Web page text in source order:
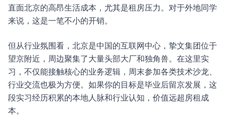
直面北京的高昂生活成本，尤其是租房压力。对于外地同学
来说，这是一笔不小的开销。
但从行业氛围看，北京是中国的互联网中心，挚文集团位于
望京附近，周边聚集了大量头部大厂和独角兽。在这里实
习，不仅能接触核心的业务逻辑，周末参加各类技术沙龙、
行业交流也极为方便。如果你的目标是毕业后留京发展，这
段实习经历积累的本地人脉和行业认知，价值远超房租成
本。